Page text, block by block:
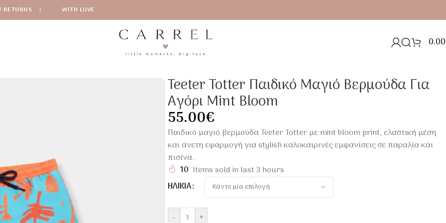
RETURNS | WITH LOVE
0.00
Teeter Totter Παιδικό Μαγιό Βερμούδα Για
Αγόρι Mint Bloom
55.00€
Παιδικό μαγιό βερμούδα Teeter Totter με mint bloom print, ελαστική μέση
και άνετη εφαρμογή για stylish καλοκαιρινές εμφανίσεις σε παραλία και
πισίνα.
10 Items sold in last 3 hours
ΗΛΙΚΊΑ
- +